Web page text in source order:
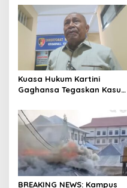
Hasil Audit Inspektorat
Kuasa Hukum Kartini
Gaghansa Tegaskan Kasus
Buktikan Dua Alat Bukti Sah
BREAKING NEWS: Kampus